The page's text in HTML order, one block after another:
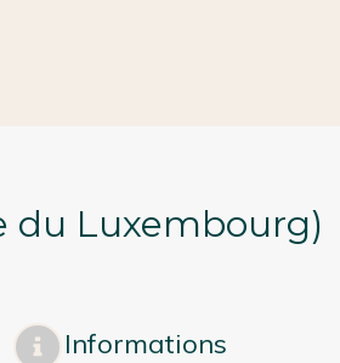
du Luxembourg)
Informations